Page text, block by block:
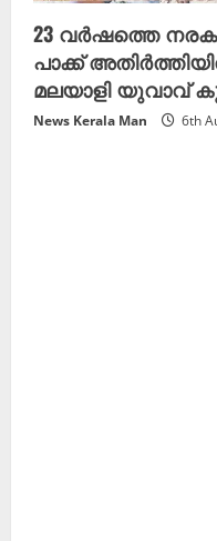
23 വർഷത്തെ
പാക്ക്
മലയാളി യുവാവ്
News Kerala Man 6th